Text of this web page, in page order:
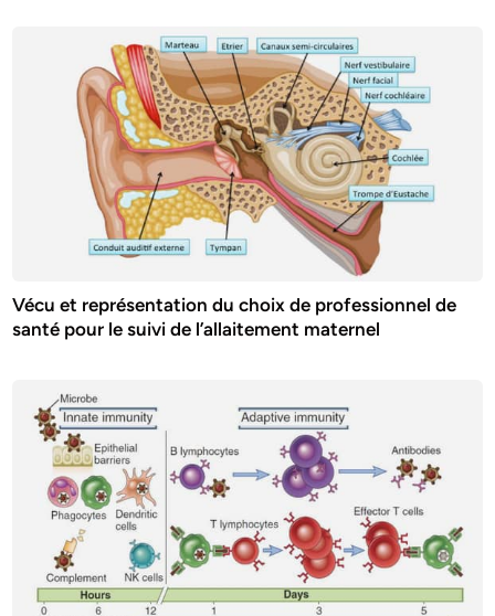
Vécu et représentation du choix de professionnel de
santé pour le suivi de l’allaitement maternel